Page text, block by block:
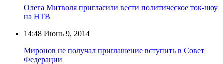
Олега Митволя пригласили вести политическое ток-шоу
на НТВ
14:48 Июнь 9, 2014
Миронов не получал приглашение вступить в Совет
Федерации